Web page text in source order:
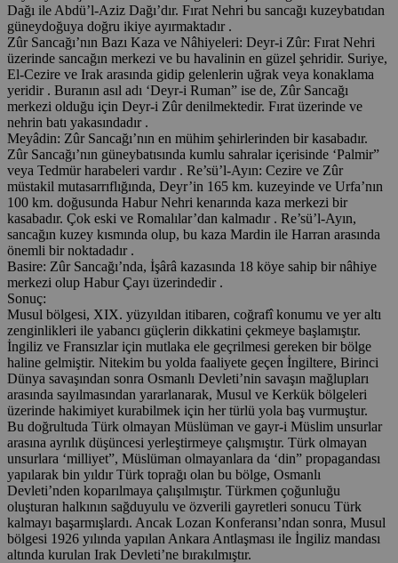
Dağı ile Abdü’l-Aziz Dağı’dır. Fırat Nehri bu sancağı kuzeybatıdan
güneydoğuya doğru ikiye ayırmaktadır .
Zûr Sancağı’nın Bazı Kaza ve Nâhiyeleri: Deyr-i Zûr: Fırat Nehri
üzerinde sancağın merkezi ve bu havalinin en güzel şehridir. Suriye,
El-Cezire ve Irak arasında gidip gelenlerin uğrak veya konaklama
yeridir . Buranın asıl adı ‘Deyr-i Ruman” ise de, Zûr Sancağı
merkezi olduğu için Deyr-i Zûr denilmektedir. Fırat üzerinde ve
nehrin batı yakasındadır .
Meyâdin: Zûr Sancağı’nın en mühim şehirlerinden bir kasabadır.
Zûr Sancağı’nın güneybatısında kumlu sahralar içerisinde ‘Palmir”
veya Tedmür harabeleri vardır . Re’sü’l-Ayın: Cezire ve Zûr
müstakil mutasarrıflığında, Deyr’in 165 km. kuzeyinde ve Urfa’nın
100 km. doğusunda Habur Nehri kenarında kaza merkezi bir
kasabadır. Çok eski ve Romalılar’dan kalmadır . Re’sü’l-Ayın,
sancağın kuzey kısmında olup, bu kaza Mardin ile Harran arasında
önemli bir noktadadır .
Basire: Zûr Sancağı’nda, İşârâ kazasında 18 köye sahip bir nâhiye
merkezi olup Habur Çayı üzerindedir .
Sonuç:
Musul bölgesi, XIX. yüzyıldan itibaren, coğrafî konumu ve yer altı
zenginlikleri ile yabancı güçlerin dikkatini çekmeye başlamıştır.
İngiliz ve Fransızlar için mutlaka ele geçrilmesi gereken bir bölge
haline gelmiştir. Nitekim bu yolda faaliyete geçen İngiltere, Birinci
Dünya savaşından sonra Osmanlı Devleti’nin savaşın mağlupları
arasında sayılmasından yararlanarak, Musul ve Kerkük bölgeleri
üzerinde hakimiyet kurabilmek için her türlü yola baş vurmuştur.
Bu doğrultuda Türk olmayan Müslüman ve gayr-i Müslim unsurlar
arasına ayrılık düşüncesi yerleştirmeye çalışmıştır. Türk olmayan
unsurlara ‘milliyet”, Müslüman olmayanlara da ‘din” propagandası
yapılarak bin yıldır Türk toprağı olan bu bölge, Osmanlı
Devleti’nden koparılmaya çalışılmıştır. Türkmen çoğunluğu
oluşturan halkının sağduyulu ve özverili gayretleri sonucu Türk
kalmayı başarmışlardı. Ancak Lozan Konferansı’ndan sonra, Musul
bölgesi 1926 yılında yapılan Ankara Antlaşması ile İngiliz mandası
altında kurulan Irak Devleti’ne bırakılmıştır.